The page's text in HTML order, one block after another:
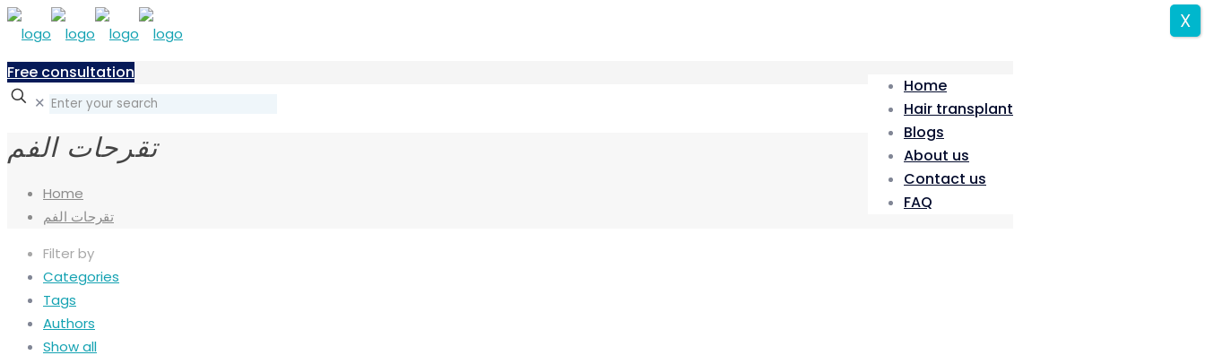
Home
Hair transplant
Blogs
About us
Contact us
FAQ
Free consultation
✕
تقرحات الفم
Home
تقرحات الفم
Filter by
Categories
Tags
Authors
Show all
X